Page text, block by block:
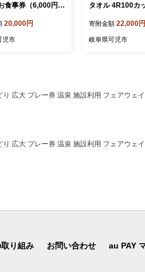
食事券（6,000円
野菜 デザート スー
チ コース料理 新
20,000円
児市
タオル 4R100カ
ンペーパー ペー
超吸収 2倍巻き 消
寄附金額 22,000円
岐阜県可児市
広大 プレー券 温泉 施設利用 フェアウェ
広大 プレー券 温泉 施設利用 フェアウェ
り組み お問い合わせ au PAY